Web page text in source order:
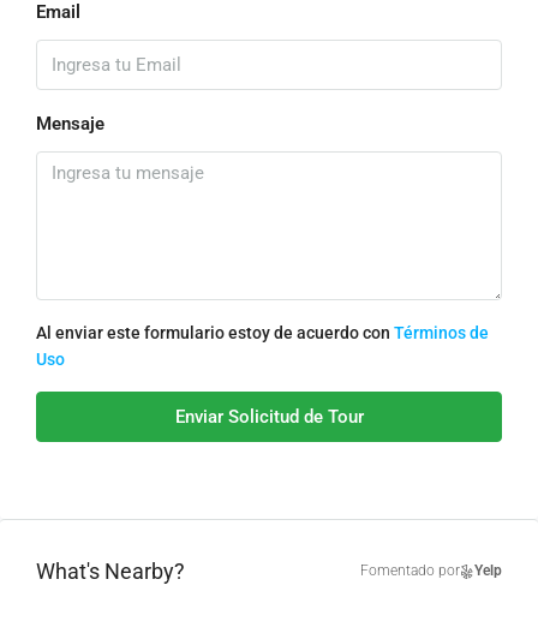
Email
Mensaje
Al enviar este formulario estoy de acuerdo con Términos de
Uso
Enviar Solicitud de Tour
What's Nearby? Fomentado por Yelp